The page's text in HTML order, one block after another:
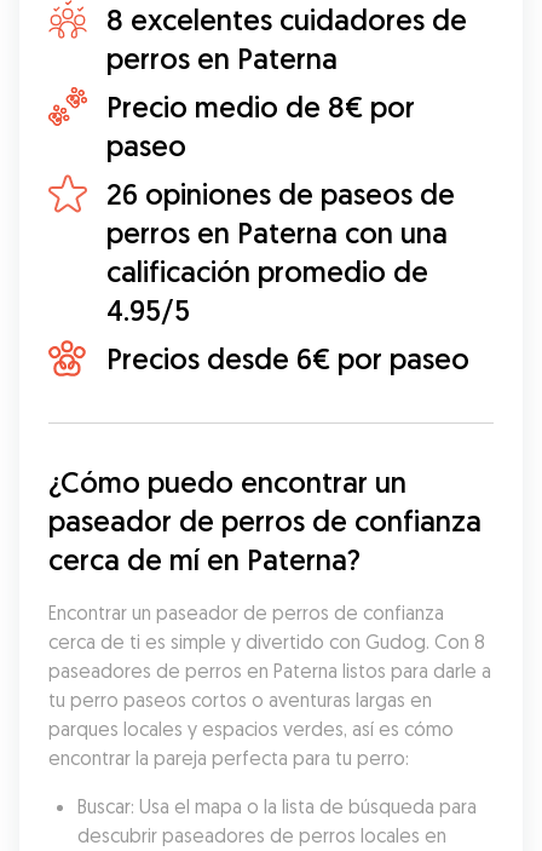
8 excelentes cuidadores de
perros en Paterna
Precio medio de 8€ por
paseo
26 opiniones de paseos de
perros en Paterna con una
calificación promedio de
4.95/5
Precios desde 6€ por paseo
¿Cómo puedo encontrar un
paseador de perros de confianza
cerca de mí en Paterna?
Encontrar un paseador de perros de confianza
cerca de ti es simple y divertido con Gudog. Con 8
paseadores de perros en Paterna listos para darle a
tu perro paseos cortos o aventuras largas en
parques locales y espacios verdes, así es cómo
encontrar la pareja perfecta para tu perro:
Buscar: Usa el mapa o la lista de búsqueda para
descubrir paseadores de perros locales en